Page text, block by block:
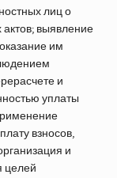
лиц о
выявление
им
и
уплаты
взносов,
и
целей